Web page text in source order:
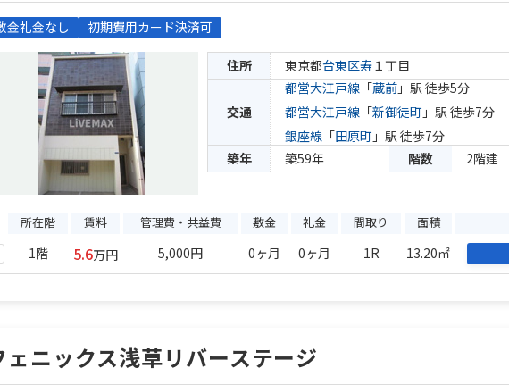
金礼金なし 初期費用カード決済可
住所 東京都台東区寿１丁目
交通
都営大江戸線 「蔵前 」駅 徒歩5分
都営大江戸線 「新御徒町 」駅 徒歩7分
銀座線 「田原町 」駅 徒歩7分
築年
築59年 階数 2階建
所在階 賃料 管理費・共益費 敷金 礼金 間取り 面積
1階 5.6万円 5,000円 0ヶ月 0ヶ月 1R 13.20㎡
ェニックス浅草リバーステージ